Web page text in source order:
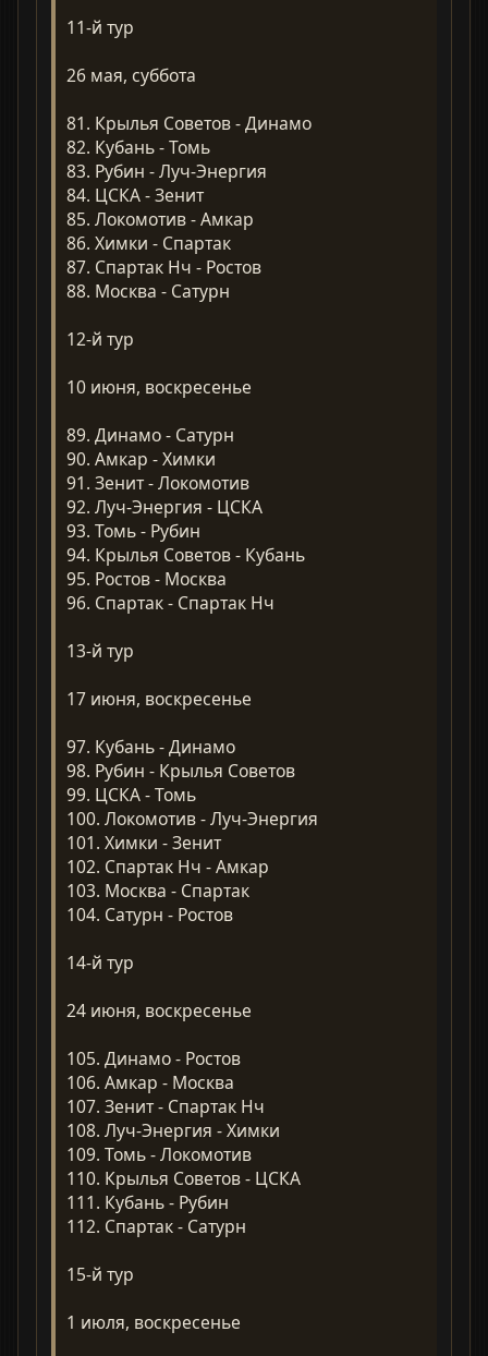
11-й тур
26 мая, суббота
81. Крылья Советов - Динамо
82. Кубань - Томь
83. Рубин - Луч-Энергия
84. ЦСКА - Зенит
85. Локомотив - Амкар
86. Химки - Спартак
87. Спартак Нч - Ростов
88. Москва - Сатурн
12-й тур
10 июня, воскресенье
89. Динамо - Сатурн
90. Амкар - Химки
91. Зенит - Локомотив
92. Луч-Энергия - ЦСКА
93. Томь - Рубин
94. Крылья Советов - Кубань
95. Ростов - Москва
96. Спартак - Спартак Нч
13-й тур
17 июня, воскресенье
97. Кубань - Динамо
98. Рубин - Крылья Советов
99. ЦСКА - Томь
100. Локомотив - Луч-Энергия
101. Химки - Зенит
102. Спартак Нч - Амкар
103. Москва - Спартак
104. Сатурн - Ростов
14-й тур
24 июня, воскресенье
105. Динамо - Ростов
106. Амкар - Москва
107. Зенит - Спартак Нч
108. Луч-Энергия - Химки
109. Томь - Локомотив
110. Крылья Советов - ЦСКА
111. Кубань - Рубин
112. Спартак - Сатурн
15-й тур
1 июля, воскресенье